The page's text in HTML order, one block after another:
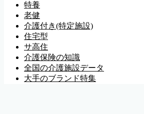
特養
老健
介護付き(特定施設)
住宅型
サ高住
介護保険の知識
全国の介護施設データ
大手のブランド特集